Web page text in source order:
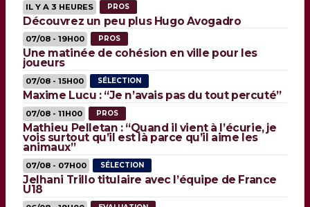
IL Y A 3 HEURES PROS
Découvrez un peu plus Hugo Avogadro
07/08 - 19H00 PROS
Une matinée de cohésion en ville pour les
joueurs
07/08 - 15H00 SÉLECTION
Maxime Lucu : “Je n’avais pas du tout percuté”
07/08 - 11H00 PROS
Mathieu Pelletan : “Quand il vient à l’écurie, je
vois surtout qu’il est là parce qu’il aime les
animaux”
07/08 - 07H00 SÉLECTION
Jelhani Trillo titulaire avec l’équipe de France
U18